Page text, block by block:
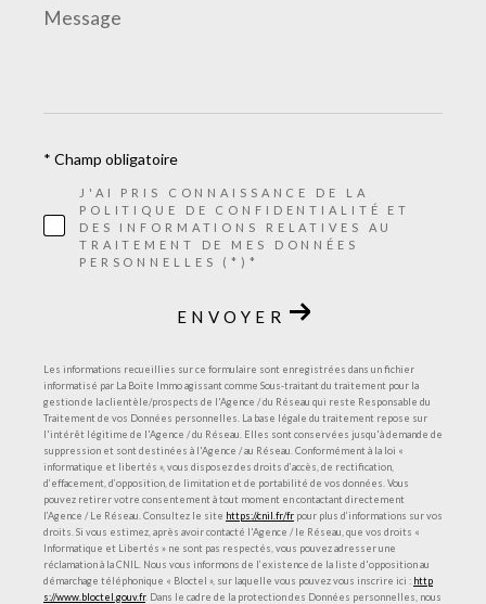
Message
*
J'AI PRIS CONNAISSANCE DE LA
POLITIQUE DE CONFIDENTIALITÉ ET
DES INFORMATIONS RELATIVES AU
TRAITEMENT DE MES DONNÉES
PERSONNELLES (*)*
* Champ obligatoire
ENVOYER
Les informations recueillies sur ce formulaire sont enregistrées dans un fichier
informatisé par La Boite Immo agissant comme Sous-traitant du traitement pour la
gestion de la clientèle/prospects de l'Agence / du Réseau qui reste Responsable du
Traitement de vos Données personnelles. La base légale du traitement repose sur
l'intérêt légitime de l'Agence / du Réseau. Elles sont conservées jusqu'à demande de
suppression et sont destinées à l'Agence / au Réseau. Conformément à la loi «
informatique et libertés », vous disposez des droits d’accès, de rectification,
d’effacement, d’opposition, de limitation et de portabilité de vos données. Vous
pouvez retirer votre consentement à tout moment en contactant directement
l’Agence / Le Réseau. Consultez le site https://cnil.fr/fr pour plus d’informations sur vos
droits. Si vous estimez, après avoir contacté l'Agence / le Réseau, que vos droits «
Informatique et Libertés » ne sont pas respectés, vous pouvez adresser une
réclamation à la CNIL. Nous vous informons de l’existence de la liste d'opposition au
démarchage téléphonique « Bloctel », sur laquelle vous pouvez vous inscrire ici : http
s://www.bloctel.gouv.fr. Dans le cadre de la protection des Données personnelles, nous